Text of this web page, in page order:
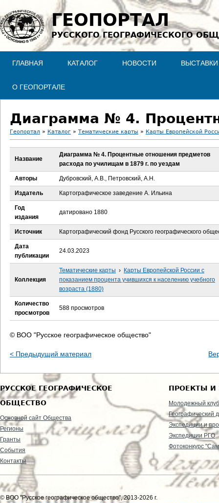
Jump to navigation
ГЕОПОРТАЛ
РУССКОГО ГЕОГРАФИЧЕСКОГО
ГЛАВНАЯ КАТАЛОГ НОВОСТИ ВЫСТАВКИ
О ГЕОПОРТАЛЕ
В
з
д
е
с
ь
Геопортал » Каталог » Тематические карты » Карты Европейской
Название
Диаграмма № 4. Процентные отношения предметов
расхода по училищам в 1879 г. по уездам
Авторы Дубровский, А.В., Петровский, А.Н.
Издатель Картографическое заведение А. Ильина
Год
издания
датировано 1880
Источник Картографический фонд Русского географического
Дата
публикации
24.03.2023
Коллекция
Тематические карты › Карты Европейской России с
показанием процента учившихся к населению учебного
возраста (1880)
Количество
просмотров
588 просмотров
© ВОО "Русское географическое общество"
< Предыдущий материал
РУССКОЕ ГЕОГРАФИЧЕСКОЕ
ОБЩЕСТВО
Основной сайт Общества
Регионы
Гранты
События
Контакты
ПРОЕКТЫ И
Молодежный клуб
Географический
Экспедиции и
Экспедиции РГО
Фотоконкурс
© ВОО "Русское географическое общество", 2013-2026 г.